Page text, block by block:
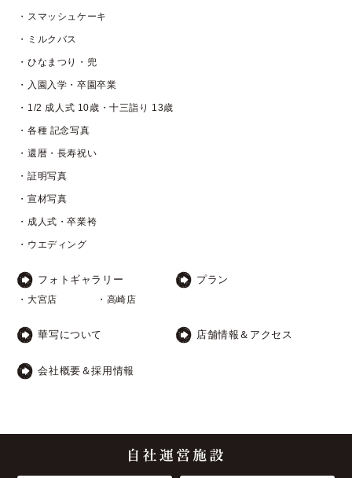
・スマッシュケーキ
・ミルクバス
・ひなまつり・兜
・入園入学・卒園卒業
・1/2 成人式 10歳・十三詣り 13歳
・各種 記念写真
・還暦・長寿祝い
・証明写真
・宣材写真
・成人式・卒業袴
・ウエディング
フォトギャラリー
・大宮店 ・高崎店
プラン
華写について 店舗情報＆アクセス
会社概要＆採用情報